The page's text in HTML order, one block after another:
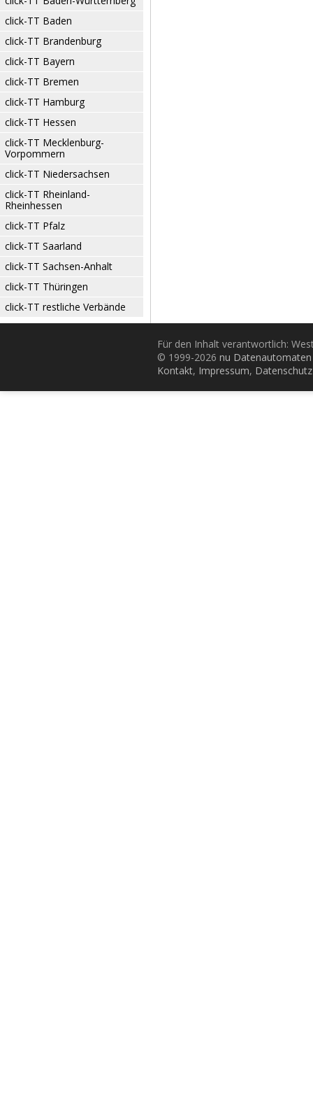
click-TT Baden
click-TT Brandenburg
click-TT Bayern
click-TT Bremen
click-TT Hamburg
click-TT Hessen
click-TT Mecklenburg-
Vorpommern
click-TT Niedersachsen
click-TT Rheinland-
Rheinhessen
click-TT Pfalz
click-TT Saarland
click-TT Sachsen-Anhalt
click-TT Thüringen
click-TT restliche Verbände
Für den Inhalt verantwortlich:
© 1999-2026 nu
Kontakt, Impressum, Datenschutz